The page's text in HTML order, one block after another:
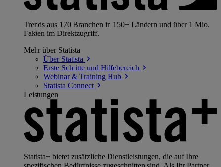
Trends aus 170 Branchen in 150+ Ländern und über 1 Mio.
Fakten im Direktzugriff.
Mehr über Statista
Über Statista
Erste Schritte und Hilfebereich
Webinar & Training Hub
Statista Connect
Leistungen
Statista+ bietet zusätzliche Dienstleistungen, die auf Ihre
spezifischen Bedürfnisse zugeschnitten sind. Als Ihr Partner